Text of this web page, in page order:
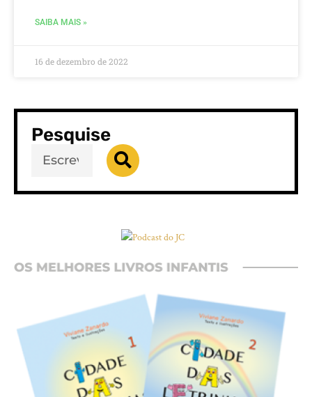
SAIBA MAIS »
16 de dezembro de 2022
Pesquise